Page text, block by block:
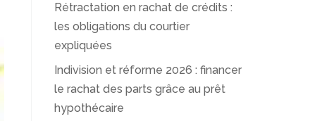
Rétractation en rachat de crédits :
les obligations du courtier
expliquées
Indivision et réforme 2026 : financer
le rachat des parts grâce au prêt
hypothécaire